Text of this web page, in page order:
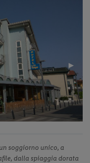
Next
Slide
▶︎
soggiorno unico, a
dalla spiaggia dorata